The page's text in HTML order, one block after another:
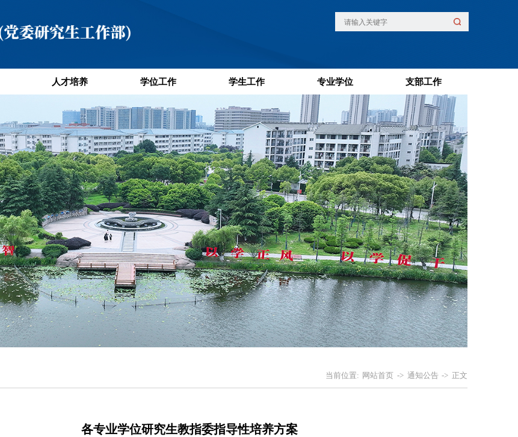
人才培养 学位工作 学生工作 专业学位 支部工作
当前位置: 网站首页 -> 通知公告 -> 正文
各专业学位研究生教指委指导性培养方案